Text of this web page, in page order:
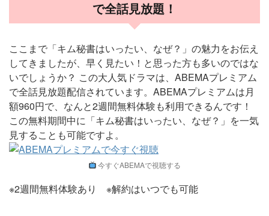
で全話見放題！
ここまで「キム秘書はいったい、なぜ？」の魅力をお伝え
してきましたが、早く見たい！と思った方も多いのではな
いでしょうか？ この大人気ドラマは、ABEMAプレミアム
で全話見放題配信されています。ABEMAプレミアムは月
額960円で、なんと2週間無料体験も利用できるんです！
この無料期間中に「キム秘書はいったい、なぜ？」を一気
見することも可能ですよ。
今すぐABEMAで視聴する
※2週間無料体験あり ※解約はいつでも可能